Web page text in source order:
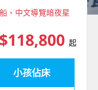
、中文導覽暗夜星
起
小孩佔床